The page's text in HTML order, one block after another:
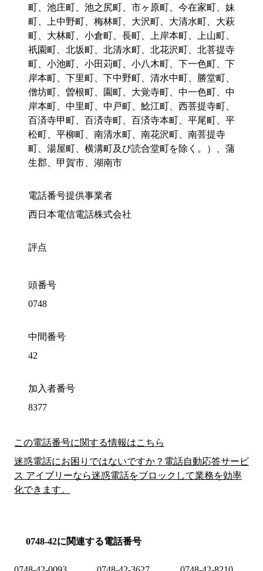
町、池庄町、池之尻町、市ヶ原町、今在家町、妹
町、上中野町、梅林町、大沢町、大清水町、大萩
町、大林町、小倉町、長町、上岸本町、上山町、
祇園町、北坂町、北清水町、北花沢町、北菩提寺
町、小池町、小田苅町、小八木町、下一色町、下
岸本町、下里町、下中野町、清水中町、勝堂町、
僧坊町、曽根町、園町、大覚寺町、中一色町、中
岸本町、中里町、中戸町、鯰江町、西菩提寺町、
百済寺甲町、百済寺町、百済寺本町、平尾町、平
松町、平柳町、南清水町、南花沢町、南菩提寺
町、湯屋町、横溝町及び読合堂町を除く。）、蒲
生郡、甲賀市、湖南市
電話番号提供事業者
西日本電信電話株式会社
評点
頭番号
0748
中間番号
42
加入者番号
8377
この電話番号に関する情報はこちら
迷惑電話にお困りではないですか？電話自動応答サービ
ス アイブリーなら迷惑電話をブロックして業務を効率
化できます。
0748-42に関連する電話番号